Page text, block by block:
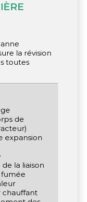
la révision
toutes
de
expansion
chauffant